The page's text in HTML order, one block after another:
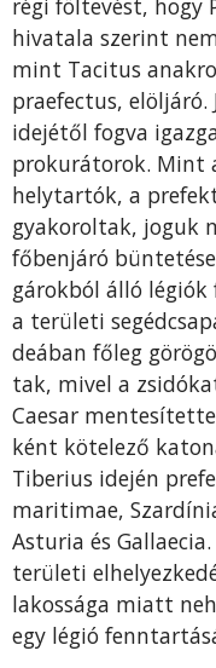
régi föltevést, hogy
hivatala szerint
mint Tacitus
praefectus, elöljáró.
idejétől fogva
prokurátorok. Mint
helytartók, a
gyakoroltak, joguk
főbenjáró
gárokból álló
a területi
deában főleg
tak, mivel a
Caesar
ként kötelező
Tiberius idején
maritimae,
Asturia és
területi
lakossá­ga miatt
egy légió